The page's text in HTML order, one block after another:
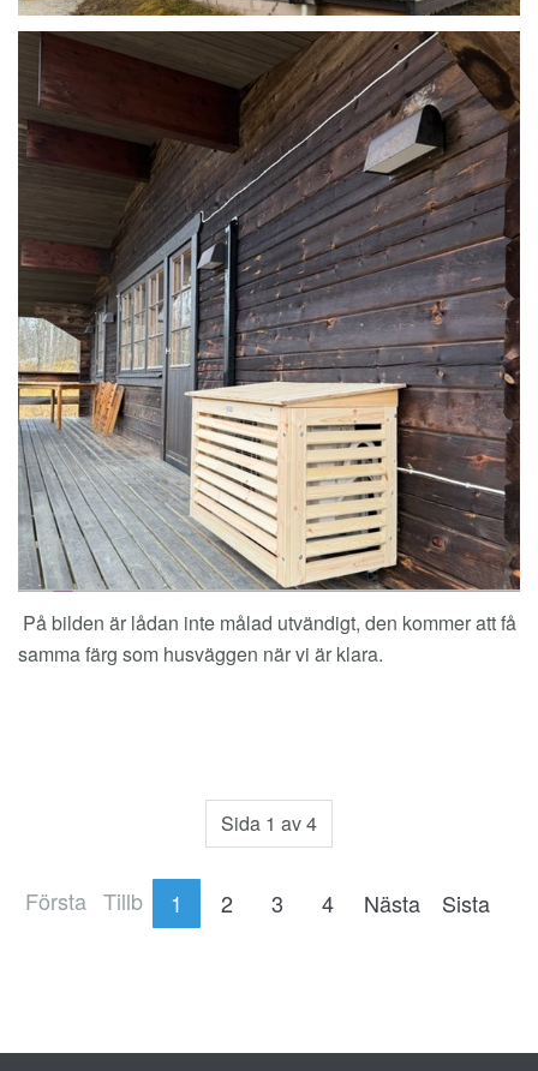
På bilden är lådan inte målad utvändigt, den kommer att få
samma färg som husväggen när vi är klara.
Sida 1 av 4
Första Tillb 1 2 3 4 Nästa Sista